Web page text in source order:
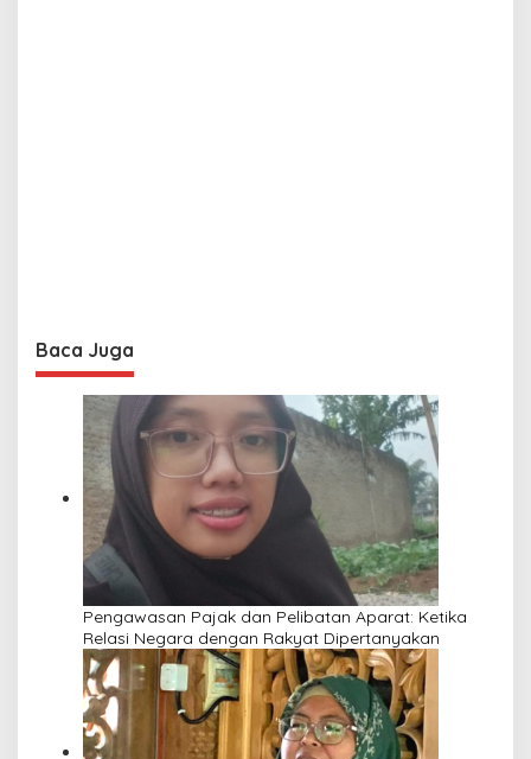
Baca Juga
Pengawasan Pajak dan Pelibatan Aparat: Ketika
Relasi Negara dengan Rakyat Dipertanyakan